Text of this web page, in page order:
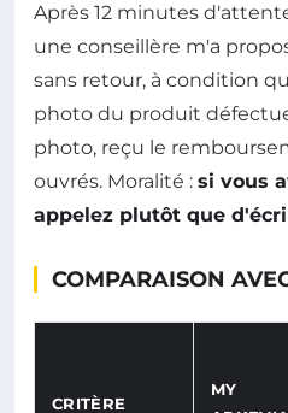
Après 12 minutes
une conseillère m'a
sans retour, à condition
photo du produit
photo, reçu le
ouvrés. Moralité : si vous
appelez plutôt que
COMPARAISON
CRITÈRE
MY